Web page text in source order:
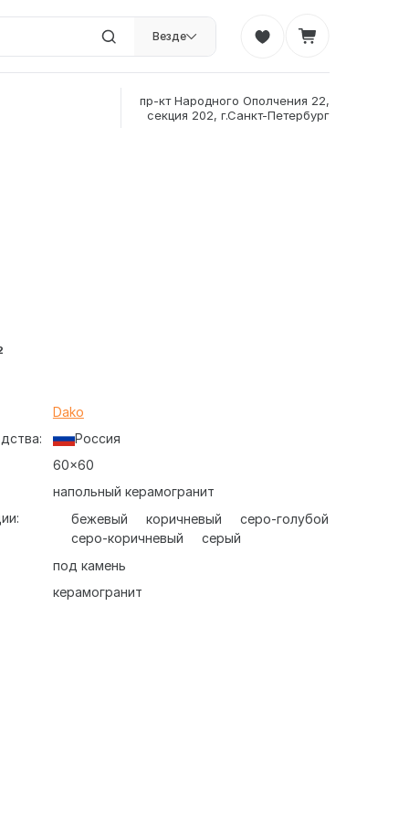
Везде
пр-кт Народного Ополчения 22,
секция 202, г.Санкт-Петербург
Dako
Россия
60x60
напольный керамогранит
бежевый коричневый
серо-голубой
серо-коричневый
серый
под камень
керамогранит